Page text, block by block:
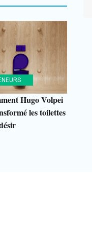
Hugo Volpei
les toilettes